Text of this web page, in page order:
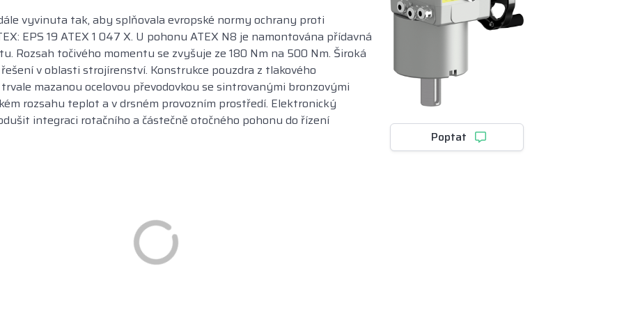
vyvinuta tak, aby splňovala evropské normy ochrany proti
EPS 19 ATEX 1 047 X. U pohonu ATEX N8 je namontována přídavná
Rozsah točivého momentu se zvyšuje ze 180 Nm na 500 Nm. Široká
v oblasti strojírenství. Konstrukce pouzdra z tlakového
mazanou ocelovou převodovkou se sintrovanými bronzovými
rozsahu teplot a v drsném provozním prostředí. Elektronický
integraci rotačního a částečně otočného pohonu do řízení
Poptat